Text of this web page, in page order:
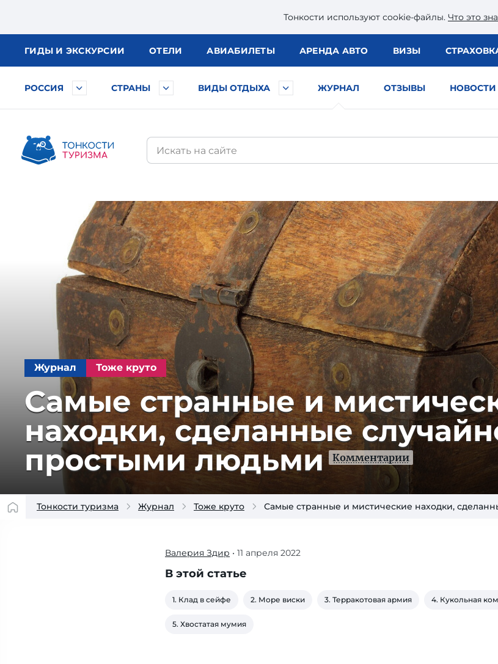
Тонкости используют сookie-файлы. Что это
ГИДЫ И ЭКСКУРСИИ ОТЕЛИ АВИАБИЛЕТЫ АРЕНДА АВТО ВИЗЫ
РОССИЯ СТРАНЫ ВИДЫ ОТДЫХА ЖУРНАЛ ОТЗЫВЫ НОВОСТИ
Журнал Тоже круто
Самые странные и
находки, сделанные
простыми людьми
Комментарии
Тонкости туризма Журнал Тоже круто Самые странные и мистические находки,
Чтобы
стать
настоящего
порой
Валерия Здир • 11 апреля 2022
В этой статье
1. Клад в сейфе 2. Море виски 3. Терракотовая армия 4. Кукольная
5. Хвостатая мумия